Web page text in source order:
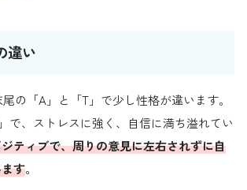
違い
の「A」と「T」で少し性格が違います。
で、ストレスに強く、自信に満ち溢れてい
ティブで、周りの意見に左右されずに自
す。